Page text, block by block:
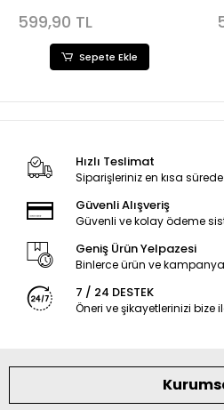
599,90 TL
Sepete Ekle
Hızlı Teslimat
Siparişleriniz en kısa
Güvenli Alışveriş
Güvenli ve kolay ödeme
Geniş Ürün Yelpazesi
Binlerce ürün ve
7 / 24 DESTEK
Öneri ve şikayetlerinizi bize